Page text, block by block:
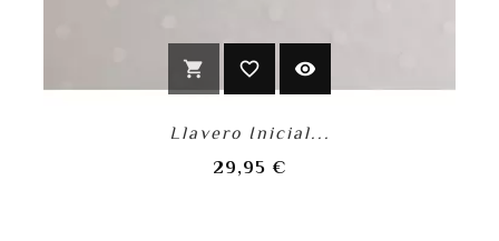
shopping_cart favorite_border visibility
Llavero Inicial...
29,95 €